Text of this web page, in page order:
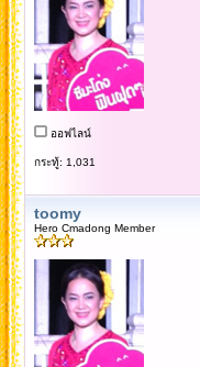
ออฟไลน์
กระทู้: 1,031
toomy
Hero Cmadong Member